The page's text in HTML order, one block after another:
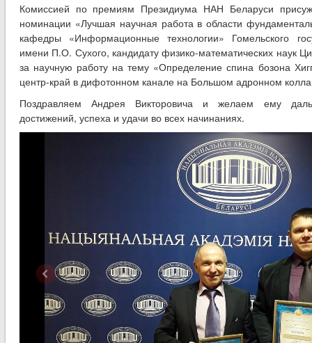
Комиссией по премиям Президиума НАН Беларуси
номинации «Лучшая научная работа в области
кафедры «Информационные технологии» Гомельского
имени П.О. Сухого, кандидату физико-математических наук
за научную работу на тему «Определение спина бозона
центр-край в дифотонном канале на Большом адронном
Поздравляем Андрея Викторовича и желаем ему
достижений, успеха и удачи во всех начинаниях.